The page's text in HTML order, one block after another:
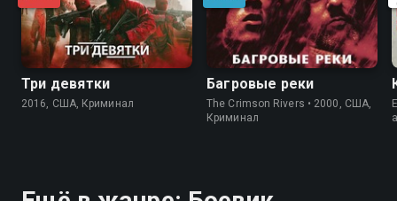
Три девятки
2016, США, Криминал
Багровые реки
The Crimson Rivers • 2000, США,
Криминал